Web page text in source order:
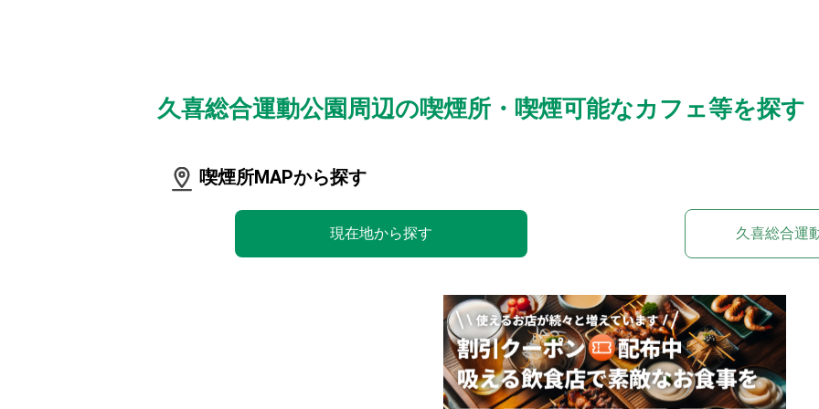
久喜総合運動公園周辺の喫煙所・喫煙可能なカフェ等を探す
喫煙所MAPから探す
現在地から探す 久喜総合運